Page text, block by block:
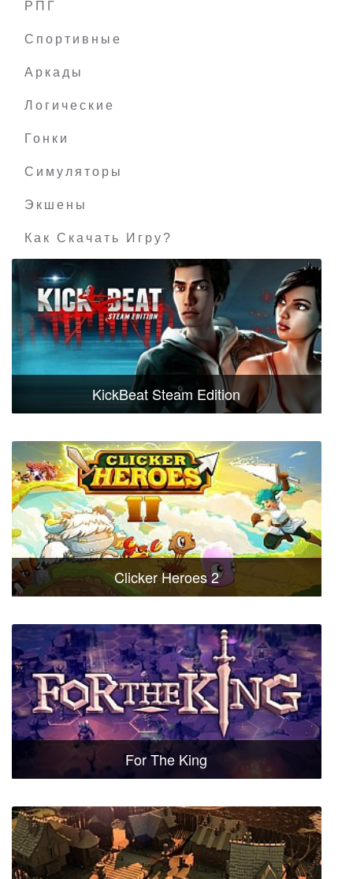
РПГ
Спортивные
Аркады
Логические
Гонки
Симуляторы
Экшены
Как Скачать Игру?
KickBeat Steam Edition
Clicker Heroes 2
For The King